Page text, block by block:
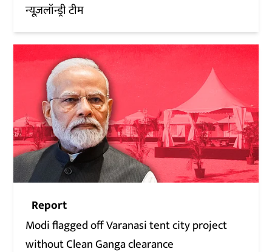
न्यूज़लॉन्ड्री टीम
Report
Modi flagged off Varanasi tent city project
without Clean Ganga clearance